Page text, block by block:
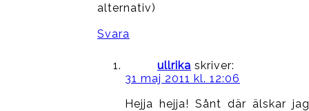
alternativ)
Svara
ullrika skriver:
31 maj 2011 kl. 12:06
Hejja hejja! Sånt där älskar